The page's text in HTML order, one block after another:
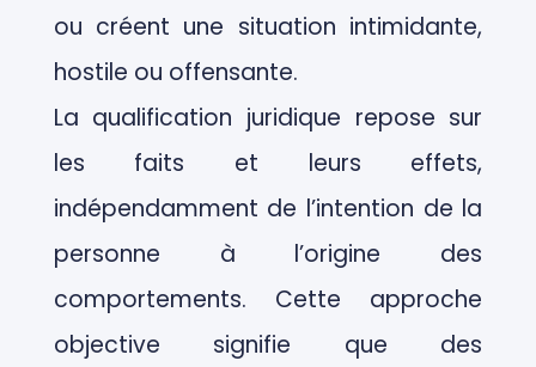
ou créent une situation intimidante,
hostile ou offensante.
La qualification juridique repose sur
les faits et leurs effets,
indépendamment de l’intention de la
personne à l’origine des
comportements. Cette approche
objective signifie que des